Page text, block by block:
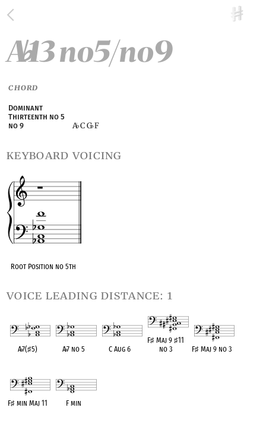
A♭13 no5/no9
CHORD
Dominant
Thirteenth no 5
no 9
A♭C G♭F
keyboard voicing
Root Position no 5th
voice leading distance: 1
A♭7(♯5) A♭7 no 5 C Aug 6
F♯ Maj 9♯11
no 3
F♯Maj 9 no 3
F♯ min Maj 11 F min